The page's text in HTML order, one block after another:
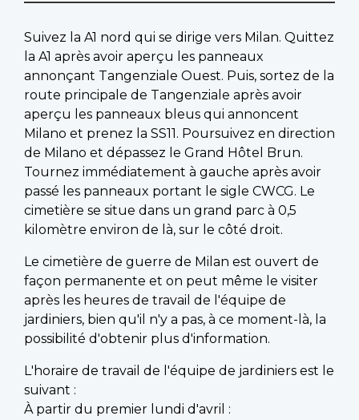
Suivez la A1 nord qui se dirige vers Milan. Quittez
la A1 après avoir aperçu les panneaux
annonçant Tangenziale Ouest. Puis, sortez de la
route principale de Tangenziale après avoir
aperçu les panneaux bleus qui annoncent
Milano et prenez la SS11. Poursuivez en direction
de Milano et dépassez le Grand Hôtel Brun.
Tournez immédiatement à gauche après avoir
passé les panneaux portant le sigle CWCG. Le
cimetière se situe dans un grand parc à 0,5
kilomètre environ de là, sur le côté droit.
Le cimetière de guerre de Milan est ouvert de
façon permanente et on peut même le visiter
après les heures de travail de l'équipe de
jardiniers, bien qu'il n'y a pas, à ce moment-là, la
possibilité d'obtenir plus d'information.
L'horaire de travail de l'équipe de jardiniers est le
suivant :
À partir du premier lundi d'avril :